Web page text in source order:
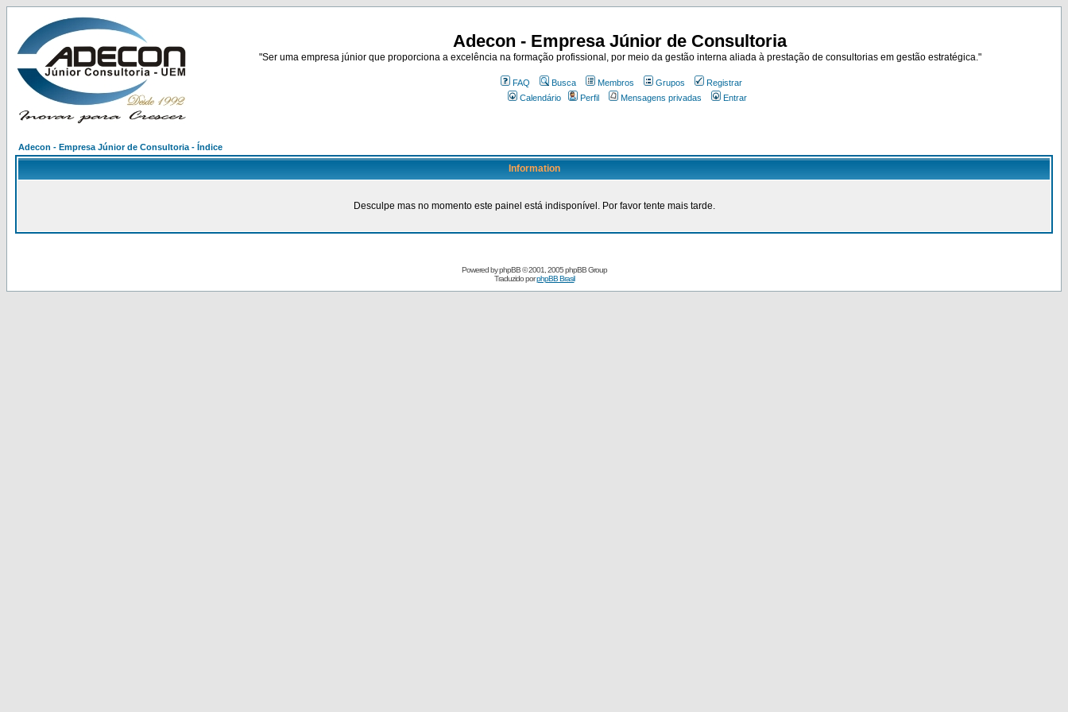
Adecon - Empresa Júnior de Consultoria
"Ser uma empresa júnior que proporciona a excelência na formação profissional, por meio da gestão interna aliada à prestação de consultorias em gestão estratégica."
FAQ Busca Membros Grupos
Registrar
Calendário
Perfil Mensagens privadas Entrar
Adecon - Empresa Júnior de Consultoria - Índice
Information
Desculpe mas no momento este painel está indisponível. Por favor tente mais tarde.
Powered byphpBB© 2001, 2005 phpBB Group
Traduzido porphpBB Brasil